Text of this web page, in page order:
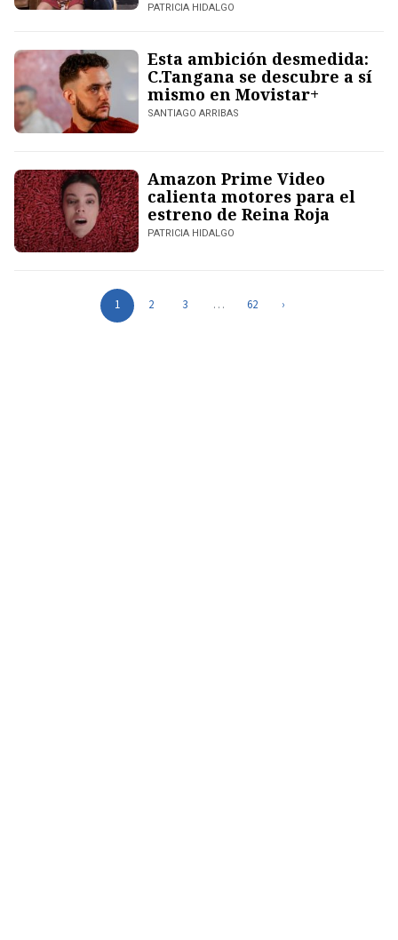
PATRICIA HIDALGO
Esta ambición desmedida:
C.Tangana se descubre a sí
mismo en Movistar+
SANTIAGO ARRIBAS
Amazon Prime Video
calienta motores para el
estreno de Reina Roja
PATRICIA HIDALGO
1 2 3 … 62 ›